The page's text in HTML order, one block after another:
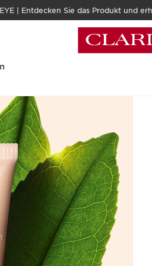
| Entdecken Sie das Produkt und